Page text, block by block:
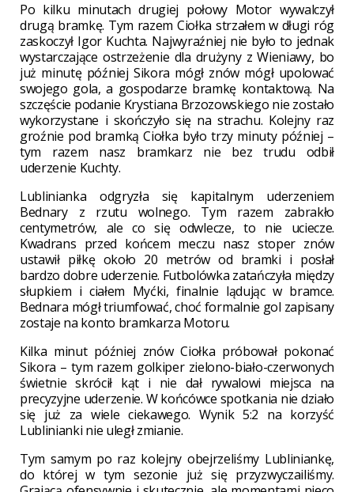
Po kilku minutach drugiej połowy Motor wywalczył
drugą bramkę. Tym razem Ciołka strzałem w długi róg
zaskoczył Igor Kuchta. Najwyraźniej nie było to jednak
wystarczające ostrzeżenie dla drużyny z Wieniawy, bo
już minutę później Sikora mógł znów mógł upolować
swojego gola, a gospodarze bramkę kontaktową. Na
szczęście podanie Krystiana Brzozowskiego nie zostało
wykorzystane i skończyło się na strachu. Kolejny raz
groźnie pod bramką Ciołka było trzy minuty później –
tym razem nasz bramkarz nie bez trudu odbił
uderzenie Kuchty.
Lublinianka odgryzła się kapitalnym uderzeniem
Bednary z rzutu wolnego. Tym razem zabrakło
centymetrów, ale co się odwlecze, to nie uciecze.
Kwadrans przed końcem meczu nasz stoper znów
ustawił piłkę około 20 metrów od bramki i posłał
bardzo dobre uderzenie. Futbolówka zatańczyła między
słupkiem i ciałem Myćki, finalnie lądując w bramce.
Bednara mógł triumfować, choć formalnie gol zapisany
zostaje na konto bramkarza Motoru.
Kilka minut później znów Ciołka próbował pokonać
Sikora – tym razem golkiper zielono-biało-czerwonych
świetnie skrócił kąt i nie dał rywalowi miejsca na
precyzyjne uderzenie. W końcówce spotkania nie działo
się już za wiele ciekawego. Wynik 5:2 na korzyść
Lublinianki nie uległ zmianie.
Tym samym po raz kolejny obejrzeliśmy Lubliniankę,
do której w tym sezonie już się przyzwyczailiśmy.